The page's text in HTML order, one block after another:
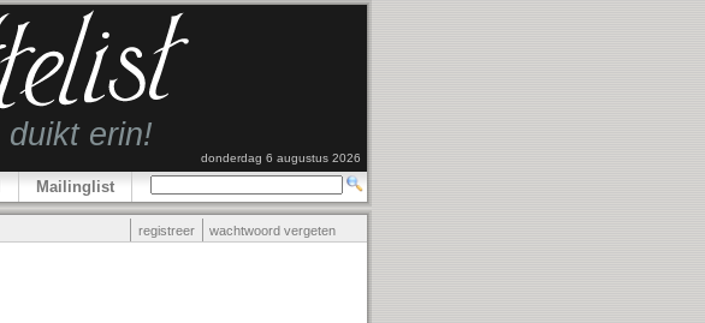
donderdag 6 augustus 2026
Mailinglist
registreer wachtwoord vergeten